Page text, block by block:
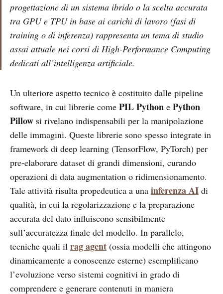
progettazione di un sistema ibrido o la scelta accurata
tra GPU e TPU in base ai carichi di lavoro (fasi di
training o di inferenza) rappresenta un tema di studio
assai attuale nei corsi di High-Performance Computing
dedicati all’intelligenza artificiale.
Un ulteriore aspetto tecnico è costituito dalle pipeline
software, in cui librerie come PIL Python e Python
Pillow si rivelano indispensabili per la manipolazione
delle immagini. Queste librerie sono spesso integrate in
framework di deep learning (TensorFlow, PyTorch) per
pre-elaborare dataset di grandi dimensioni, curando
operazioni di data augmentation o ridimensionamento.
Tale attività risulta propedeutica a una inferenza AI di
qualità, in cui la regolarizzazione e la preparazione
accurata del dato influiscono sensibilmente
sull’accuratezza finale del modello. In parallelo,
tecniche quali il rag agent (ossia modelli che attingono
dinamicamente a conoscenze esterne) esemplificano
l’evoluzione verso sistemi cognitivi in grado di
comprendere e generare contenuti in maniera